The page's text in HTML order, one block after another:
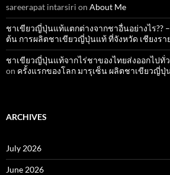
sareerapat intarsiri on About Me
ชาเขียวญี่ปุ่นแท้แตกต่างจากชาอื่นอย่างไร??
ต้น การผลิตชาเขียวญี่ปุ่นแท้ ที่จังหวัด เชียงรา
ชาเขียวญี่ปุ่นแท้จากไร่ชาของไทยส่งออกไปทั่
on ครั้งแรกของโลก มารุเซ็น ผลิตชาเขียวญี่ปุ่
ARCHIVES
July 2026
June 2026